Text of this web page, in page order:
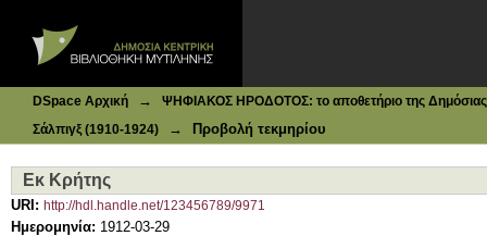
DSpace Αρχική →
ΨΗΦΙΑΚΟΣ ΗΡΟΔΟΤΟΣ: το αποθετήριο της Δημόσιας
Σάλπιγξ (1910-1924)
→ Προβολή τεκμηρίου
Εκ Κρήτης
URI: http://hdl.handle.net/123456789/9971
Ημερομηνία: 1912-03-29